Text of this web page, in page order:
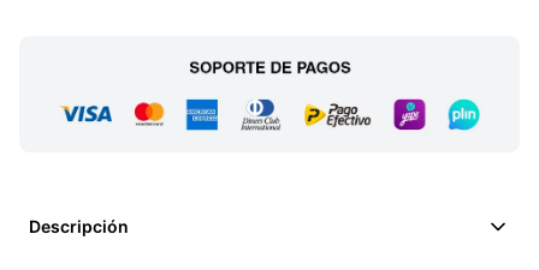
Descripción